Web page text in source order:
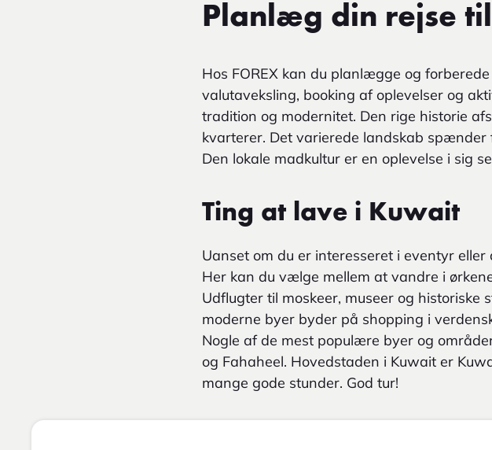
Planlæg din rejse
Hos FOREX kan du planlægge og
valutaveksling, booking af oplevelser og
tradition og modernitet. Den rige historie
kvarterer. Det varierede landskab
Den lokale madkultur er en oplevelse i sig
Ting at lave i Kuwait
Uanset om du er interesseret i eventyr
Her kan du vælge mellem at vandre i
Udflugter til moskeer, museer og historiske
moderne byer byder på shopping i
Nogle af de mest populære byer og
og Fahaheel. Hovedstaden i Kuwait er
mange gode stunder. God tur!